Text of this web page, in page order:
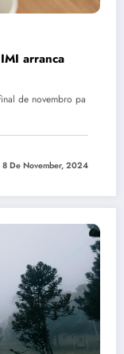
arranca
de novembro pa
8 De November, 2024